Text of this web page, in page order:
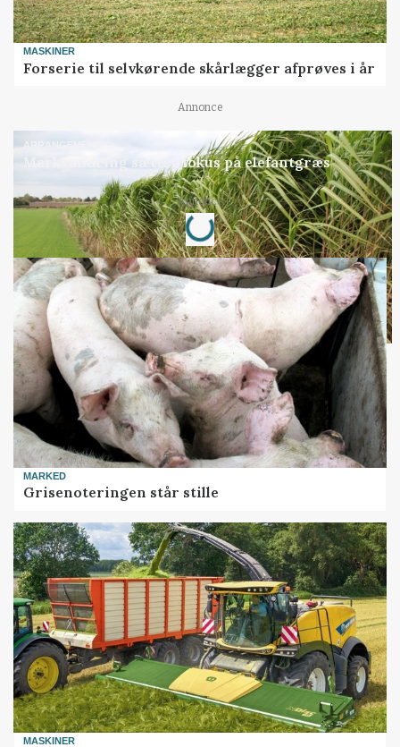
MASKINER
Forserie til selvkørende skårlægger afprøves i år
Annonce
ARRANGEMENT
Markvandring sætter fokus på elefantgræs
Annonce
Loading...
MARKED
Grisenoteringen står stille
MASKINER